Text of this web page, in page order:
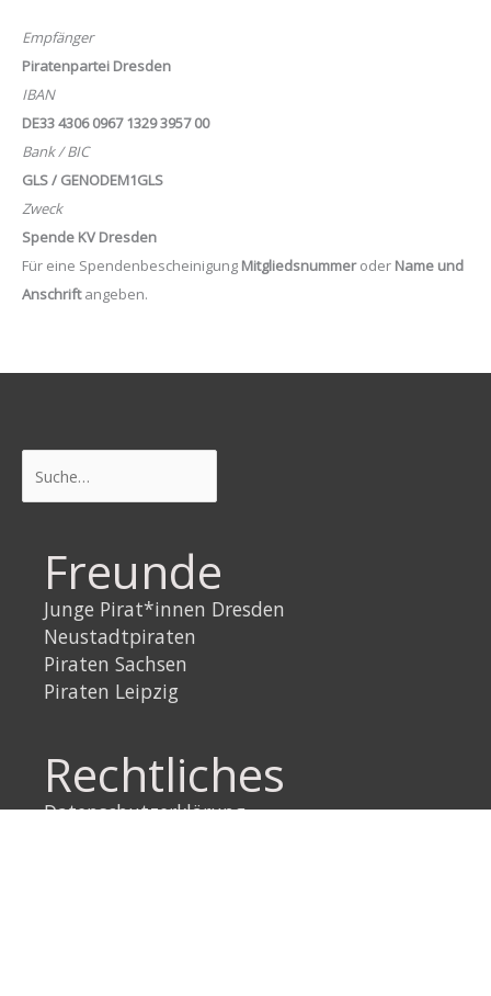
Empfänger
Piratenpartei Dresden
IBAN
DE33 4306 0967 1329 3957 00
Bank / BIC
GLS / GENODEM1GLS
Zweck
Spende KV Dresden
Für eine Spendenbescheinigung Mitgliedsnummeroder Name und
Anschriftangeben.
Freunde
Junge Pirat*innen Dresden
Neustadtpiraten
Piraten Sachsen
Piraten Leipzig
Rechtliches
Datenschutzerklärung